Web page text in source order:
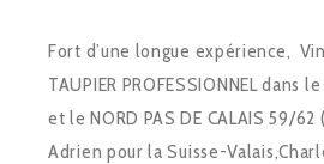
Fort d’une longue expérience,
TAUPIER PROFESSIONNEL dans
et le NORD PAS DE CALAIS 59/62
Adrien pour la Suisse-